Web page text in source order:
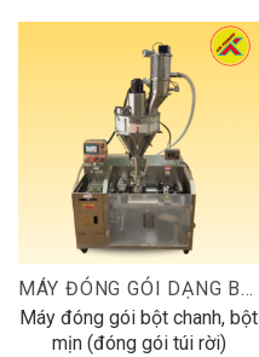
MÁY ĐÓNG GÓI DẠNG BỘT
Máy đóng gói bột chanh, bột
mịn (đóng gói túi rời)